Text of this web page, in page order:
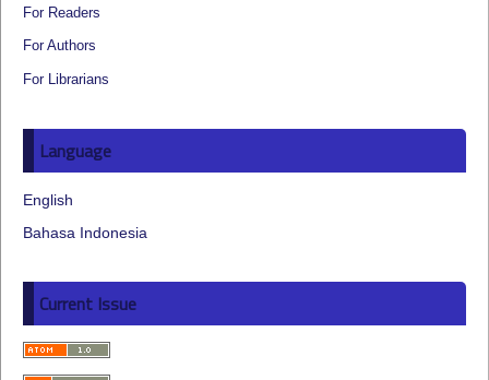
For Readers
For Authors
For Librarians
Language
English
Bahasa Indonesia
Current Issue